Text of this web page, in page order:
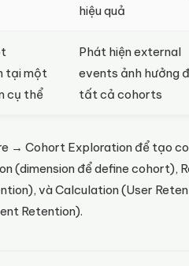
hiệu quả
tại một
cụ thể
Phát hiện external
events ảnh hưởng
tất cả cohorts
→ Cohort Exploration để tạo
(dimension để define cohort),
và Calculation (User
Retention).